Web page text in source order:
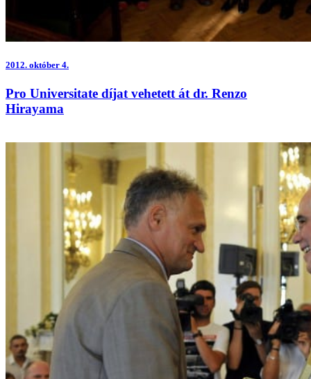
2012. október 4.
Pro Universitate díjat vehetett át dr. Renzo
Hirayama